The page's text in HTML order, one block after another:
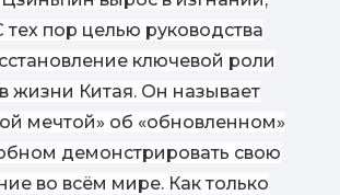
тех пор целью руководства
ключевой роли
жизни Китая. Он называет
мечтой» об «обновленном»
демонстрировать свою
во всём мире. Как только